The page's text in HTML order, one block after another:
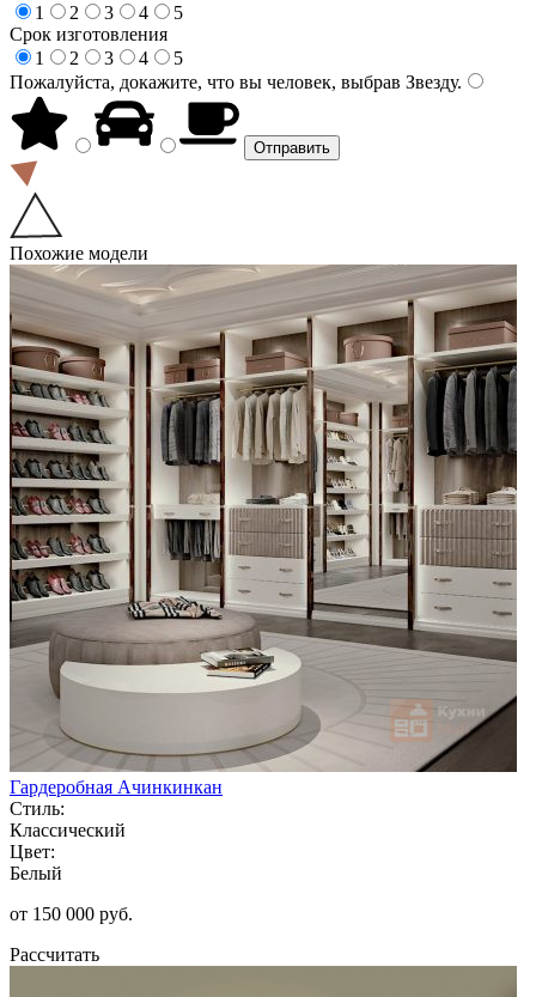
1
2 3 4
5
Срок изготовления
1
2 3 4
5
Пожалуйста, докажите, что вы человек, выбрав Звезду.
Похожие модели
Гардеробная Ачинкинкан
Стиль:
Классический
Цвет:
Белый
от 150 000 руб.
Рассчитать